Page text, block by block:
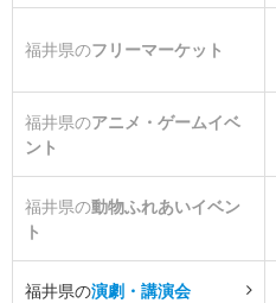
福井県のフリーマーケット
福井県のアニメ・ゲームイベ
ント
福井県の動物ふれあいイベン
ト
福井県の演劇・講演会